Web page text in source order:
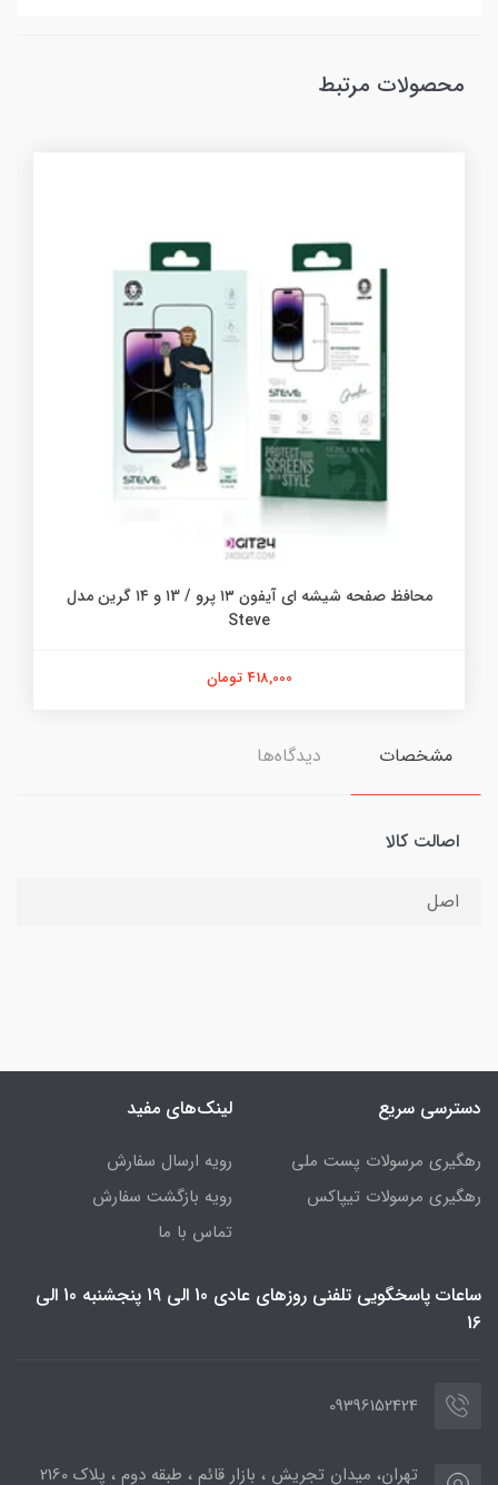
محصولات مرتبط
محافظ صفحه شیشه ای آیفون ۱۳ پرو / ۱3 و ۱۴ گرین مدل
Steve
418,000 تومان
مشخصات دیدگاه‌ها
اصالت کالا
اصل
دسترسی سریع
رهگیری مرسولات پست ملی
رهگیری مرسولات تیپاکس
لینک‌های مفید
رویه ارسال سفارش
رویه بازگشت سفارش
تماس با ما
ساعات پاسخگویی تلفنی روزهای عادی 10 الی 19 پنجشنبه 10 الی
16
09396152424
تهران، میدان تجریش ، بازار قائم ، طبقه دوم ، پلاک 2160